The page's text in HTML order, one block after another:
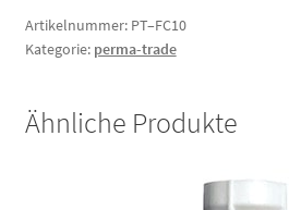
PT
–
10
Menge
Artikelnummer: PT–FC10
Kategorie: perma-trade
Ähnliche Produkte